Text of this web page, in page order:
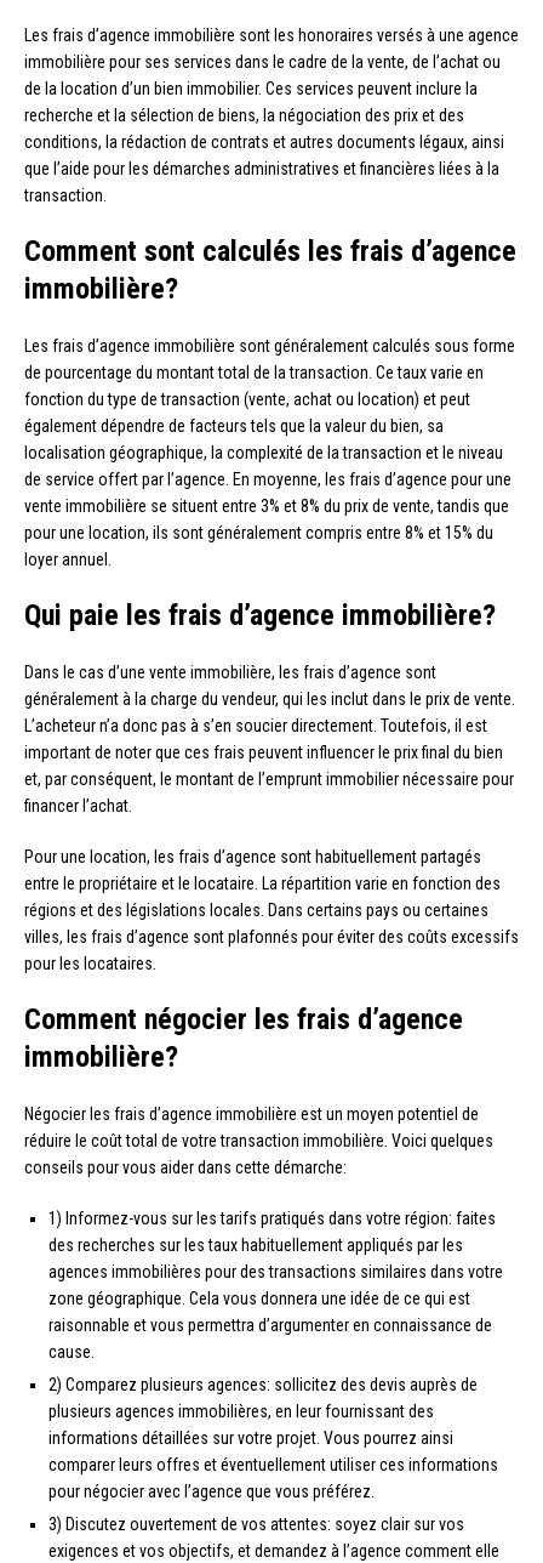
Les frais d’agence immobilière sont les honoraires versés à une agence
immobilière pour ses services dans le cadre de la vente, de l’achat ou
de la location d’un bien immobilier. Ces services peuvent inclure la
recherche et la sélection de biens, la négociation des prix et des
conditions, la rédaction de contrats et autres documents légaux, ainsi
que l’aide pour les démarches administratives et financières liées à la
transaction.
Comment sont calculés les frais d’agence
immobilière?
Les frais d’agence immobilière sont généralement calculés sous forme
de pourcentage du montant total de la transaction. Ce taux varie en
fonction du type de transaction (vente, achat ou location) et peut
également dépendre de facteurs tels que la valeur du bien, sa
localisation géographique, la complexité de la transaction et le niveau
de service offert par l’agence. En moyenne, les frais d’agence pour une
vente immobilière se situent entre 3% et 8% du prix de vente, tandis que
pour une location, ils sont généralement compris entre 8% et 15% du
loyer annuel.
Qui paie les frais d’agence immobilière?
Dans le cas d’une vente immobilière, les frais d’agence sont
généralement à la charge du vendeur, qui les inclut dans le prix de vente.
L’acheteur n’a donc pas à s’en soucier directement. Toutefois, il est
important de noter que ces frais peuvent influencer le prix final du bien
et, par conséquent, le montant de l’emprunt immobilier nécessaire pour
financer l’achat.
Pour une location, les frais d’agence sont habituellement partagés
entre le propriétaire et le locataire. La répartition varie en fonction des
régions et des législations locales. Dans certains pays ou certaines
villes, les frais d’agence sont plafonnés pour éviter des coûts excessifs
pour les locataires.
Comment négocier les frais d’agence
immobilière?
Négocier les frais d’agence immobilière est un moyen potentiel de
réduire le coût total de votre transaction immobilière. Voici quelques
conseils pour vous aider dans cette démarche:
1) Informez-vous sur les tarifs pratiqués dans votre région: faites
des recherches sur les taux habituellement appliqués par les
agences immobilières pour des transactions similaires dans votre
zone géographique. Cela vous donnera une idée de ce qui est
raisonnable et vous permettra d’argumenter en connaissance de
cause.
2) Comparez plusieurs agences: sollicitez des devis auprès de
plusieurs agences immobilières, en leur fournissant des
informations détaillées sur votre projet. Vous pourrez ainsi
comparer leurs offres et éventuellement utiliser ces informations
pour négocier avec l’agence que vous préférez.
3) Discutez ouvertement de vos attentes: soyez clair sur vos
exigences et vos objectifs, et demandez à l’agence comment elle